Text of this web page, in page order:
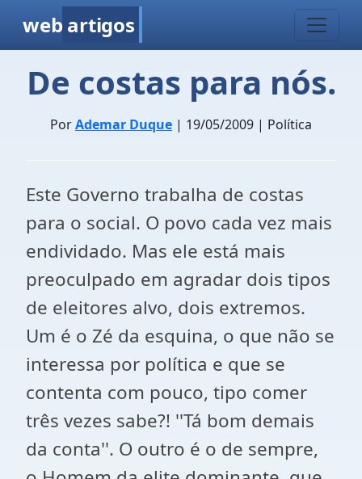
web artigos
De costas para nós.
PorAdemar Duque | 19/05/2009 | Política
Este Governo trabalha de costas
para o social. O povo cada vez mais
endividado. Mas ele está mais
preoculpado em agradar dois tipos
de eleitores alvo, dois extremos.
Um é o Zé da esquina, o que não se
interessa por política e que se
contenta com pouco, tipo comer
três vezes sabe?! ''Tá bom demais
da conta''. O outro é o de sempre,